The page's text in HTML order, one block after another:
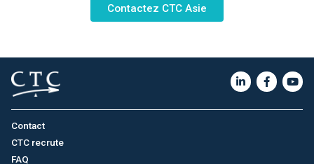
Contactez CTC Asie
Contact
CTC recrute
FAQ